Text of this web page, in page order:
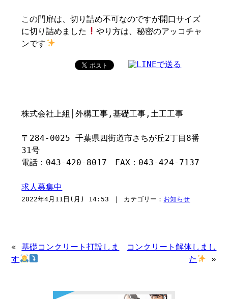
この門扉は、切り詰め不可なのですが開口サイズ
に切り詰めました
やり方は、秘密のアッコチャ
ンです
株式会社上組│外構工事,基礎工事,土工工事
〒284-0025 千葉県四街道市さちが丘2丁目8番
31号
電話：043-420-8017 FAX：043-424-7137
求人募集中
2022年4月11日(月) 14:53 ｜ カテゴリー： お知らせ
«基礎コンクリート打設しま
す
コンクリート解体しまし
た
»